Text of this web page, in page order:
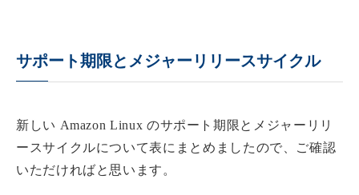
サポート期限とメジャーリリースサイクル
新しい Amazon Linux のサポート期限とメジャーリリ
ースサイクルについて表にまとめましたので、ご確認
いただければと思います。